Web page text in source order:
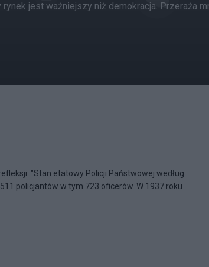
jest ważniejszy niż demokracja. Przeraża
"Stan etatowy Policji Państwowej według
policjantów w tym 723 oficerów. W 1937 roku